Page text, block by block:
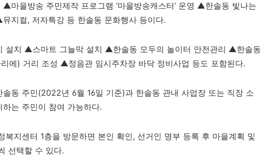
▲마을방송 주민제작 프로그램 ‘마을방송캐스터’ 운영 ▲한솔동 빛나는
뮤지컬, 저자특강 등 한솔동 문화행사 등이다.
설치 ▲스마트 그늘막 설치 ▲한솔동 모두의 놀이터 안전관리 ▲한솔동
에) 거리 조성 ▲정음관 임시주차장 바닥 정비사업 등도 포함된다.
솔동 주민(2022년 6월 16일 기준)과 한솔동 관내 사업장 또는 직장 소
는 주민이 참여 가능하다.
복지센터 1층을 방문하면 본인 확인, 선거인 명부 등록 후 마을계획 및
선택할 수 있다.